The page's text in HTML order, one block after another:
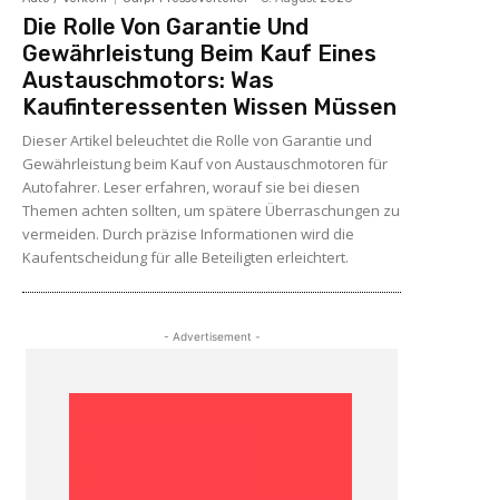
Die Rolle Von Garantie Und
Gewährleistung Beim Kauf Eines
Austauschmotors: Was
Kaufinteressenten Wissen Müssen
Dieser Artikel beleuchtet die Rolle von Garantie und
Gewährleistung beim Kauf von Austauschmotoren für
Autofahrer. Leser erfahren, worauf sie bei diesen
Themen achten sollten, um spätere Überraschungen zu
vermeiden. Durch präzise Informationen wird die
Kaufentscheidung für alle Beteiligten erleichtert.
- Advertisement -